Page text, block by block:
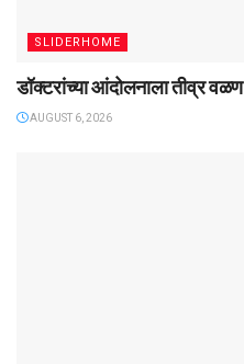
SLIDERHOME
डॉक्टरांच्या आंदोलनाला तीव्र वळण
AUGUST 6, 2026